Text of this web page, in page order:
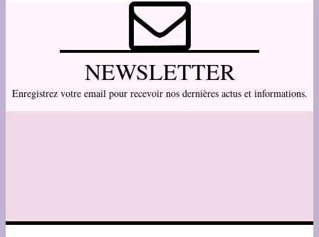
NEWSLETTER
Enregistrez votre email pour recevoir nos dernières actus et informations.